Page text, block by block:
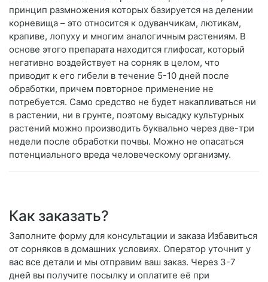
принцип размножения которых базируется на делении
корневища – это относится к одуванчикам, лютикам,
крапиве, лопуху и многим аналогичным растениям. В
основе этого препарата находится глифосат, который
негативно воздействует на сорняк в целом, что
приводит к его гибели в течение 5-10 дней после
обработки, причем повторное применение не
потребуется. Само средство не будет накапливаться ни
в растении, ни в грунте, поэтому высадку культурных
растений можно производить буквально через две-три
недели после обработки почвы. Можно не опасаться
потенциального вреда человеческому организму.
Как заказать?
Заполните форму для консультации и заказа Избавиться
от сорняков в домашних условиях. Оператор уточнит у
вас все детали и мы отправим ваш заказ. Через 3-7
дней вы получите посылку и оплатите её при